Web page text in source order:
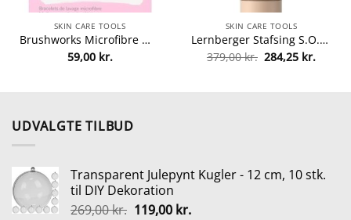
SKIN CARE TOOLS
Brushworks Microfibre Wrist Wash Bands – 2 Pieces fra Brushworks
59,00 kr.
SKIN CARE TOOLS
Lernberger Stafsing S.O.S Barrier Repair Cream 75 ml fra Lernberger Stafsing
379,00kr. Den
oprindelige
379,00 kr..
284,25 kr.Den
UDVALGTE TILBUD
Transparent Julepynt Kugler - 12 cm, 10 stk.
til DIY Dekoration
269,00kr. Den
119,00 kr.Den